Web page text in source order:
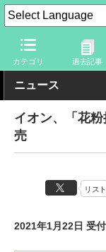
カテゴリ 過去記事
トラベル Watch 旅
ニュース
イオン、「花
売
リスト
2021年1月22日 受